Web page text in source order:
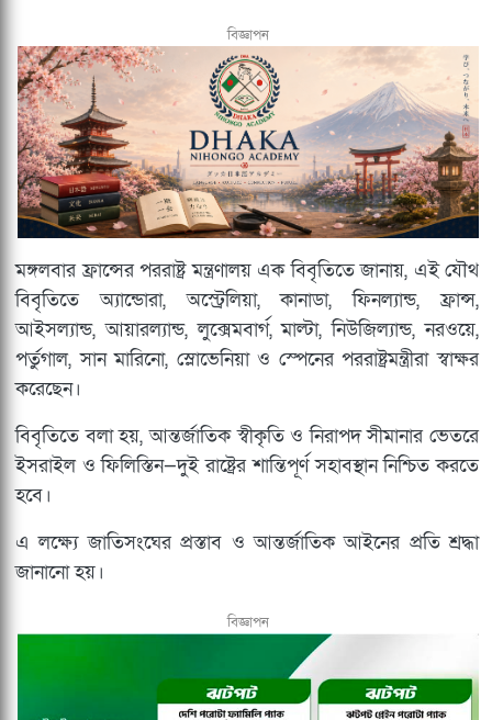
বিজ্ঞাপন
মঙ্গলবার ফ্রান্সের পররাষ্ট্র মন্ত্রণালয় এক বিবৃতিতে জানায়, এই যৌথ
বিবৃতিতে অ্যান্ডোরা, অস্ট্রেলিয়া, কানাডা, ফিনল্যান্ড, ফ্রান্স,
আইসল্যান্ড, আয়ারল্যান্ড, লুক্সেমবার্গ, মাল্টা, নিউজিল্যান্ড, নরওয়ে,
পর্তুগাল, সান মারিনো, স্লোভেনিয়া ও স্পেনের পররাষ্ট্রমন্ত্রীরা স্বাক্ষর
করেছেন।
বিবৃতিতে বলা হয়, আন্তর্জাতিক স্বীকৃতি ও নিরাপদ সীমানার ভেতরে
ইসরাইল ও ফিলিস্তিন—দুই রাষ্ট্রের শান্তিপূর্ণ সহাবস্থান নিশ্চিত করতে
হবে।
এ লক্ষ্যে জাতিসংঘের প্রস্তাব ও আন্তর্জাতিক আইনের প্রতি শ্রদ্ধা
জানানো হয়।
বিজ্ঞাপন